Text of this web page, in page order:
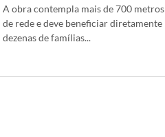
A obra contempla mais de 700 metros
de rede e deve beneficiar diretamente
dezenas de famílias...